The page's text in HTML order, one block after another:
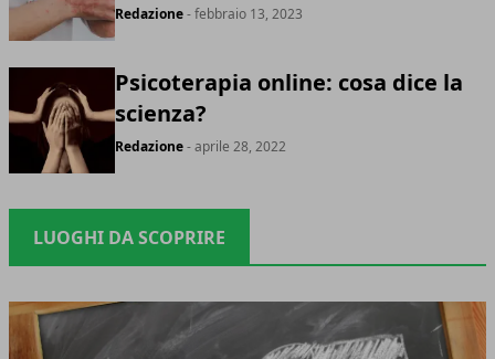
Redazione- febbraio 13, 2023
Psicoterapia online: cosa dice la
scienza?
Redazione- aprile 28, 2022
LUOGHI DA SCOPRIRE